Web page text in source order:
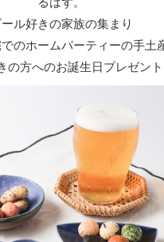
ール好きの家族の集まり
のホームパーティーの手土
の方へのお誕生日プレゼント